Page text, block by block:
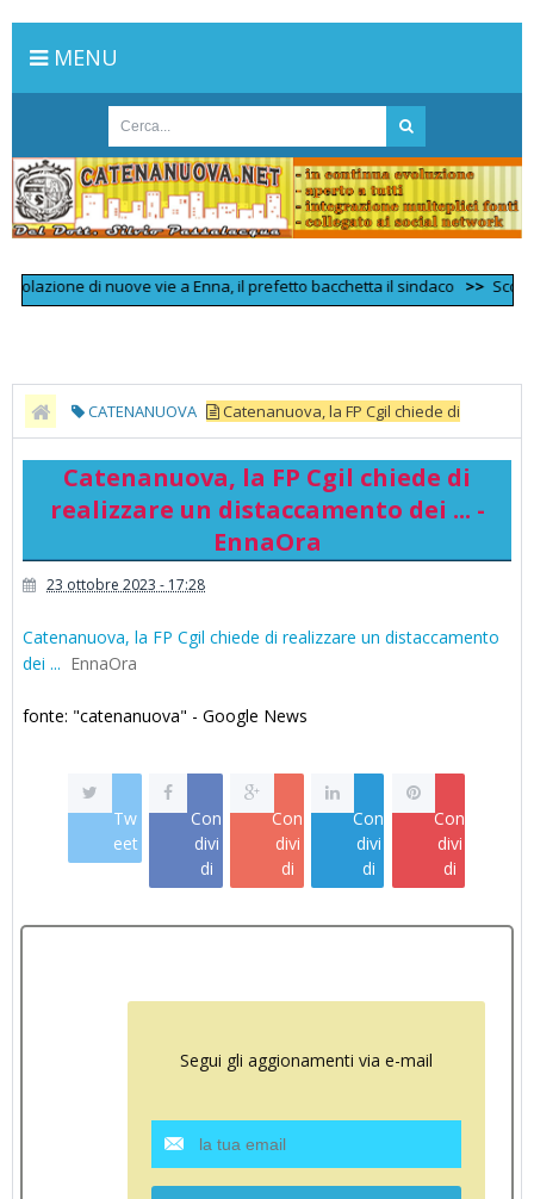
MENU
di nuove vie a Enna, il prefetto bacchetta il sindaco >> Scontro
CATENANUOVA Catenanuova, la FP Cgil chiede di
realizzare un distaccamento dei ... - EnnaOra
Catenanuova, la FP Cgil chiede di
realizzare un distaccamento dei ... -
EnnaOra
23 ottobre 2023 - 17:28
Catenanuova, la FP Cgil chiede di realizzare un distaccamento
dei ... EnnaOra
fonte: "catenanuova" - Google News
Tw
eet
Con
divi
di
Con
divi
di
Con
divi
di
Con
divi
di
Segui gli aggionamenti via e-mail